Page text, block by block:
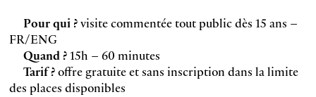
Pour qui ?visite commentée tout public dès 15 ans –
FR/ENG
Quand ?15h – 60 minutes
Tarif ?offre gratuite et sans inscription dans la limite
des places disponibles